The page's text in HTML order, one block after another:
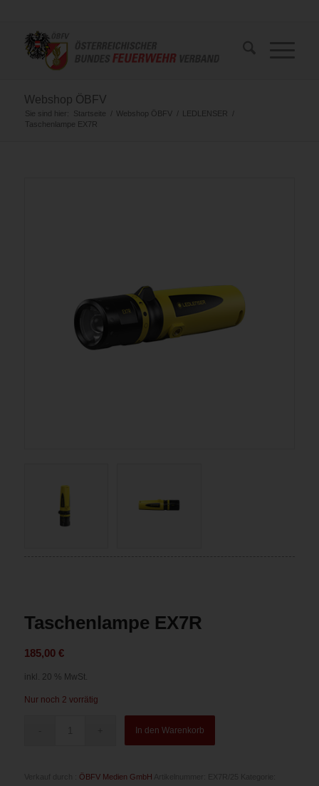
Webshop ÖBFV
Sie sind hier: Startseite / Webshop ÖBFV / LEDLENSER
/
Taschenlampe EX7R
Taschenlampe EX7R
185,00 €
inkl. 20 % MwSt.
Nur noch 2 vorrätig
In den Warenkorb
ÖBFV Medien GmbH